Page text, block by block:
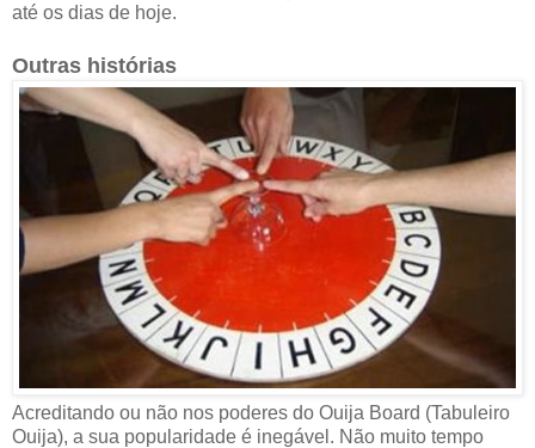
até os dias de hoje.
Outras histórias
Acreditando ou não nos poderes do Ouija Board (Tabuleiro
Ouija), a sua popularidade é inegável. Não muito tempo